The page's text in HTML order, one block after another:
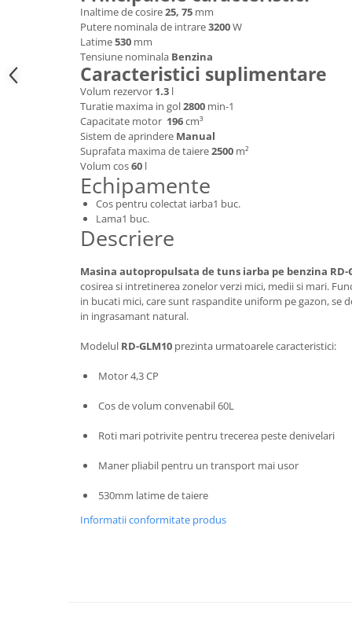
Hote bucatarie
Hote cupolare
Hote decorative
Hote incorporabile
Hote telescopice
Hote traditionale
Masini de Spalat Rufe & Uscatoare
Accesorii masini de spalat &
Masini de spalat rufe cu uscator
Masini de spalat rufe verticale
Uscatoare de rufe
Masini de spalat vase
independente
Pirostrii & Arzatoare
Plasa umbrire
Pompe de stropit
Inaltime de cosire25, 75 mm
Putere nominala de intrare3200W
Latime530 mm
Tensiune nominala Benzina
Caracteristici suplimentare
Volum rezervor 1.3 l
Turatie maxima in gol2800 min-1
Capacitate motor 196cm³
Sistem de aprindere Manual
Suprafata maxima de taiere2500 m²
Volum cos60 l
Echipamente
Cos pentru colectat iarba1 buc.
Lama1 buc.
Descriere
Masina autopropulsata de tuns iarba pe benzina RD-
cosirea si intretinerea zonelor verzi mici, medii si mari.
in bucati mici, care sunt raspandite uniform pe gazon, se
in ingrasamant natural.
Modelul RD-GLM10 prezinta urmatoarele caracteristici:
Motor 4,3 CP
Cos de volum convenabil 60L
Roti mari potrivite pentru trecerea peste denivelari
Maner pliabil pentru un transport mai usor
530mm latime de taiere
Informatii conformitate produs